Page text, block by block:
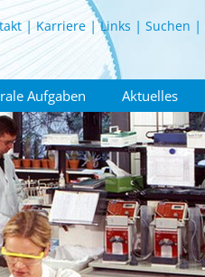
Karriere Links Suchen
Aufgaben Aktuelles